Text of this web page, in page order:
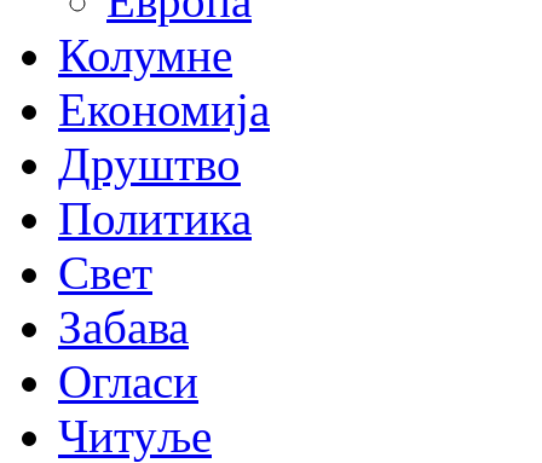
Колумне
Економија
Друштво
Политика
Свет
Забава
Огласи
Читуље